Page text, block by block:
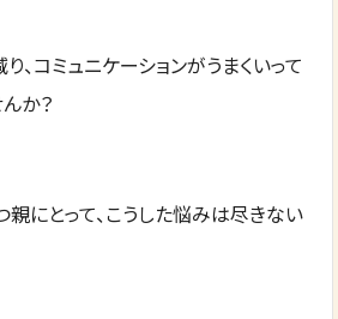
、コミュニケーションがうまくいって
か？
にとって、こうした悩みは尽きない